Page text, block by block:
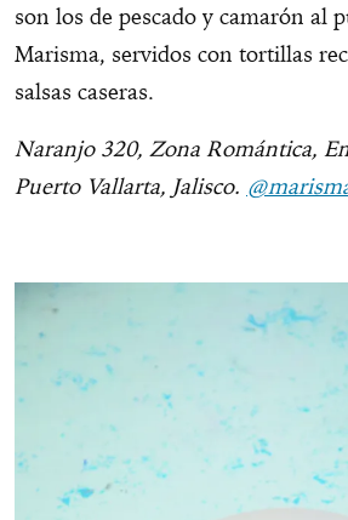
son los de pescado y camarón al
Marisma, servidos con tortillas
salsas caseras.
Naranjo 320, Zona Romántica,
Puerto Vallarta, Jalisco.